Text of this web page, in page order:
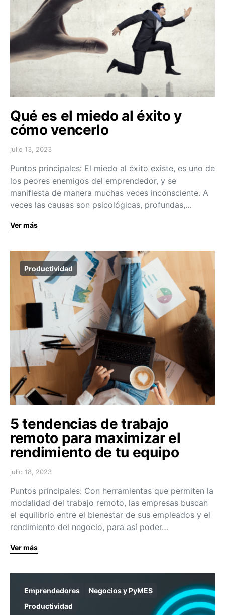
Qué es el miedo al éxito y
cómo vencerlo
julio 13, 2023
Puntos principales: El miedo al éxito existe, es uno de
los peores enemigos del emprendedor, y se
manifiesta de manera muchas veces inconsciente. A
veces las causas son psicológicas, profundas,…
Ver más
Productividad
5 tendencias de trabajo
remoto para maximizar el
rendimiento de tu equipo
julio 18, 2023
Puntos principales: Con herramientas que permiten la
modalidad del trabajo remoto, las empresas buscan
el equilibrio entre el bienestar de sus empleados y el
rendimiento del negocio, para así poder…
Ver más
Emprendedores
Negocios y PyMES
Productividad